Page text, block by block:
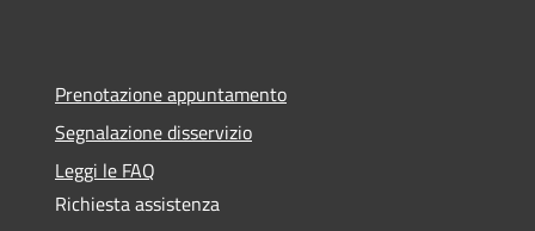
Prenotazione appuntamento
Segnalazione disservizio
Leggi le FAQ
Richiesta assistenza